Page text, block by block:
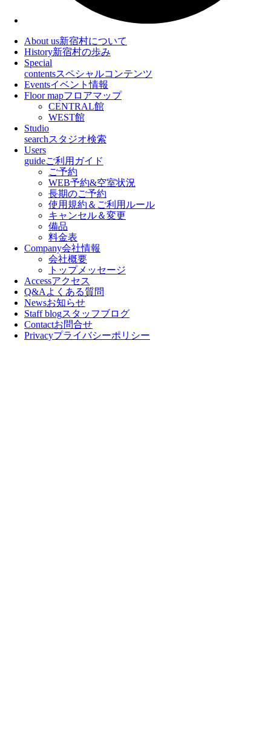
About us新宿村について
History新宿村の歩み
Special
contentsスペシャルコンテンツ
Eventsイベント情報
Floor mapフロアマップ
CENTRAL館
WEST館
Studio
searchスタジオ検索
Users
guideご利用ガイド
ご予約
WEB予約&空室状況
長期のご予約
使用規約＆ご利用ルール
キャンセル＆変更
備品
料金表
Company会社情報
会社概要
トップメッセージ
Accessアクセス
Q&A よくある質問
Newsお知らせ
Staff blogスタッフブログ
Contactお問合せ
Privacyプライバシーポリシー